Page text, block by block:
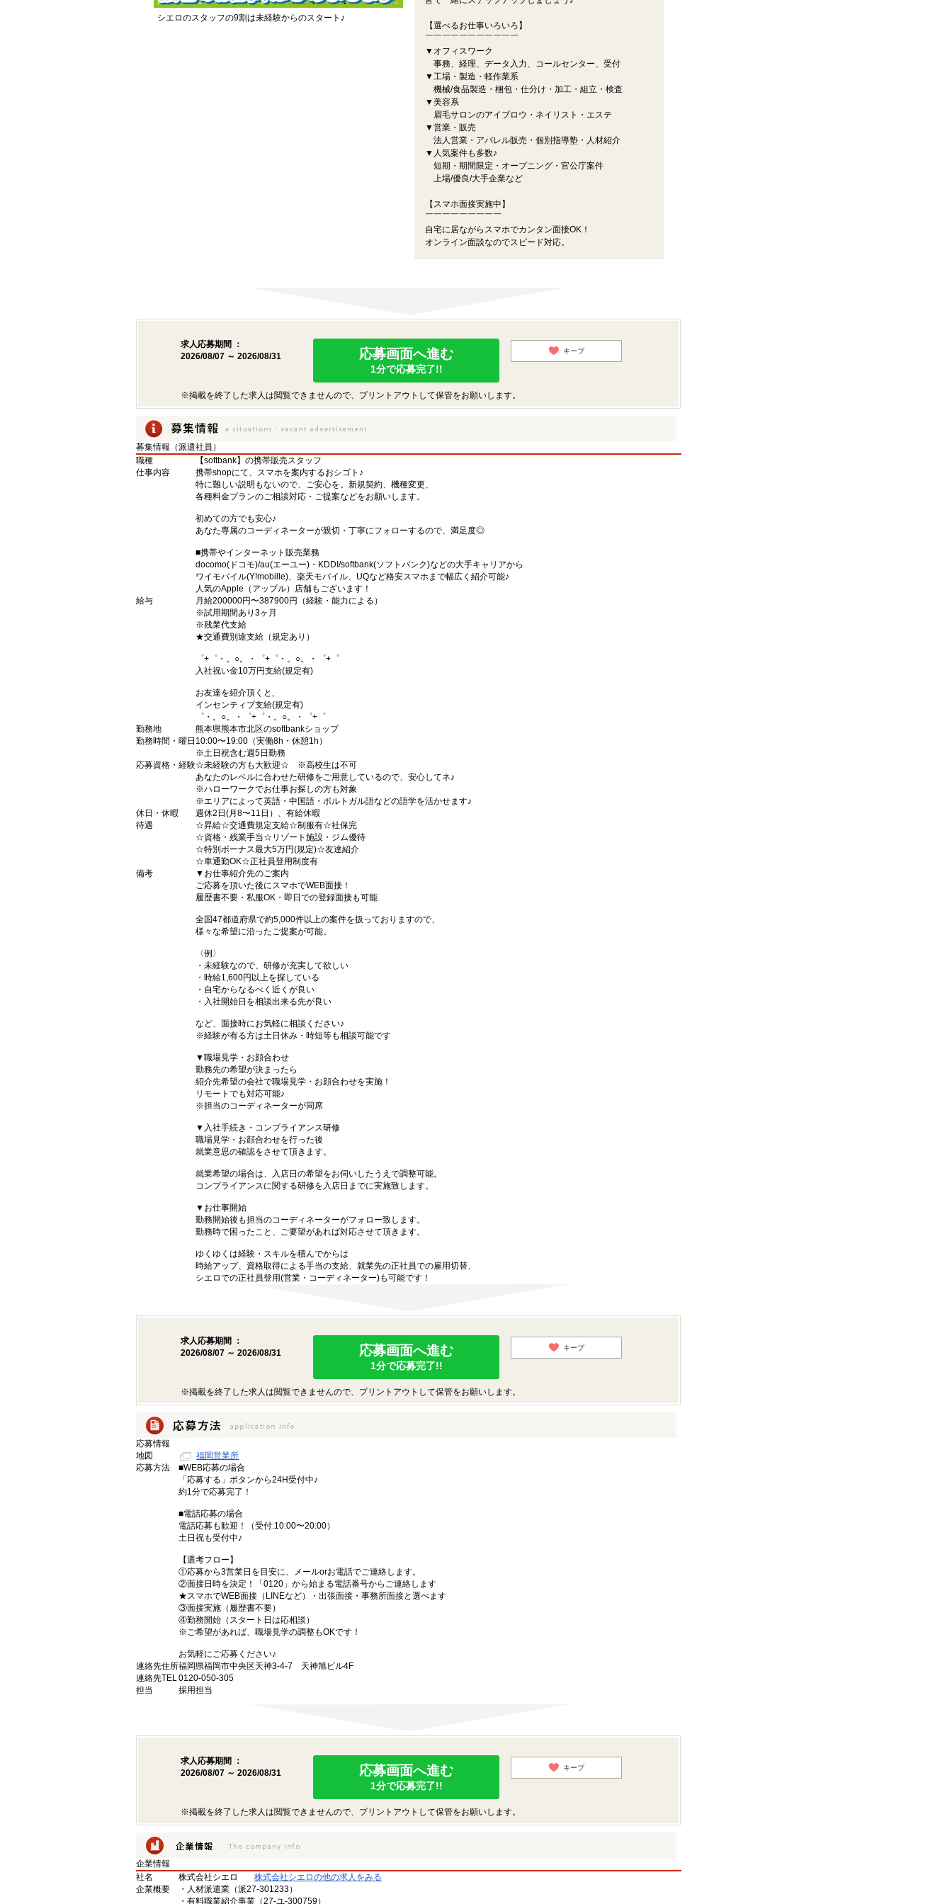
シエロのスタッフの9割は未経験からのスタート♪
【選べるお仕事いろいろ】
￣￣￣￣￣￣￣￣￣￣￣
▼オフィスワーク
事務、経理、データ入力、コールセンター、受付
▼工場・製造・軽作業系
機械/食品製造・梱包・仕分け・加工・組立・検査
▼美容系
眉毛サロンのアイブロウ・ネイリスト・エステ
▼営業・販売
法人営業・アパレル販売・個別指導塾・人材紹介
▼人気案件も多数♪
短期・期間限定・オープニング・官公庁案件
上場/優良/大手企業など
【スマホ面接実施中】
￣￣￣￣￣￣￣￣￣
自宅に居ながらスマホでカンタン面接OK！
オンライン面談なのでスピード対応。
求人応募期間 ：
2026/08/07 ～ 2026/08/31
応募画面へ進む
1分で応募完了!!
キープ
※掲載を終了した求人は閲覧できませんので、プリントアウトして保管をお願いします。
募集情報（派遣社員）
職種
【softbank】の携帯販売スタッフ
仕事内容
携帯shopにて、スマホを案内するおシゴト♪
特に難しい説明もないので、ご安心を。新規契約、機種変更、
各種料金プランのご相談対応・ご提案などをお願いします。
初めての方でも安心♪
あなた専属のコーディネーターが親切・丁寧にフォローするので、満足度◎
■携帯やインターネット販売業務
docomo(ドコモ)/au(エーユー)・KDDI/softbank(ソフトバンク)などの大手キャリアから
ワイモバイル(Y!mobille)、楽天モバイル、UQなど格安スマホまで幅広く紹介可能♪
人気のApple（アップル）店舗もございます！
給与
月給200000円〜387900円（経験・能力による）
※試用期間あり3ヶ月
※残業代支給
★交通費別途支給（規定あり）
゜+゜・。○。・゜+゜・。○。・゜+゜
入社祝い金10万円支給(規定有)
お友達を紹介頂くと,
インセンティブ支給(規定有)
゜・。○。・゜+゜・。○。・゜+゜
勤務地
熊本県熊本市北区のsoftbankショップ
勤務時間・曜日 10:00〜19:00（実働8h・休憩1h）
※土日祝含む週5日勤務
応募資格・経験☆未経験の方も大歓迎☆ ※高校生は不可
あなたのレベルに合わせた研修をご用意しているので、安心してネ♪
※ハローワークでお仕事お探しの方も対象
※エリアによって英語・中国語・ポルトガル語などの語学を活かせます♪
休日・休暇
週休2日(月8〜11日）、有給休暇
待遇
☆昇給☆交通費規定支給☆制服有☆社保完
☆資格・残業手当☆リゾート施設・ジム優待
☆特別ボーナス最大5万円(規定)☆友達紹介
☆車通勤OK☆正社員登用制度有
備考
▼お仕事紹介先のご案内
ご応募を頂いた後にスマホでWEB面接！
履歴書不要・私服OK・即日での登録面接も可能
全国47都道府県で約5,000件以上の案件を扱っておりますので、
様々な希望に沿ったご提案が可能。
〈例〉
・未経験なので、研修が充実して欲しい
・時給1,600円以上を探している
・自宅からなるべく近くが良い
・入社開始日を相談出来る先が良い
など、面接時にお気軽に相談ください♪
※経験が有る方は土日休み・時短等も相談可能です
▼職場見学・お顔合わせ
勤務先の希望が決まったら
紹介先希望の会社で職場見学・お顔合わせを実施！
リモートでも対応可能♪
※担当のコーディネーターが同席
▼入社手続き・コンプライアンス研修
職場見学・お顔合わせを行った後
就業意思の確認をさせて頂きます。
就業希望の場合は、入店日の希望をお伺いしたうえで調整可能。
コンプライアンスに関する研修を入店日までに実施致します。
▼お仕事開始
勤務開始後も担当のコーディネーターがフォロー致します。
勤務時で困ったこと、ご要望があれば対応させて頂きます。
ゆくゆくは経験・スキルを積んでからは
時給アップ、資格取得による手当の支給、就業先の正社員での雇用切替、
シエロでの正社員登用(営業・コーディネーター)も可能です！
求人応募期間 ：
2026/08/07 ～ 2026/08/31
応募画面へ進む
1分で応募完了!!
キープ
※掲載を終了した求人は閲覧できませんので、プリントアウトして保管をお願いします。
応募情報
地図
福岡営業所
応募方法
■WEB応募の場合
「応募する」ボタンから24H受付中♪
約1分で応募完了！
■電話応募の場合
電話応募も歓迎！（受付:10:00〜20:00）
土日祝も受付中♪
【選考フロー】
①応募から3営業日を目安に、メールorお電話でご連絡します。
②面接日時を決定！「0120」から始まる電話番号からご連絡します
★スマホでWEB面接（LINEなど）・出張面接・事務所面接と選べます
③面接実施（履歴書不要）
④勤務開始（スタート日は応相談）
※ご希望があれば、職場見学の調整もOKです！
お気軽にご応募ください♪
連絡先住所福岡県福岡市中央区天神3-4-7 天神旭ビル4F
連絡先TEL0120-050-305
担当
採用担当
求人応募期間 ：
2026/08/07 ～ 2026/08/31
応募画面へ進む
1分で応募完了!!
キープ
※掲載を終了した求人は閲覧できませんので、プリントアウトして保管をお願いします。
企業情報
社名
株式会社シエロ
株式会社シエロの他の求人をみる
企業概要
・人材派遣業（派27-301233）
・有料職業紹介事業（27-ユ-300759）